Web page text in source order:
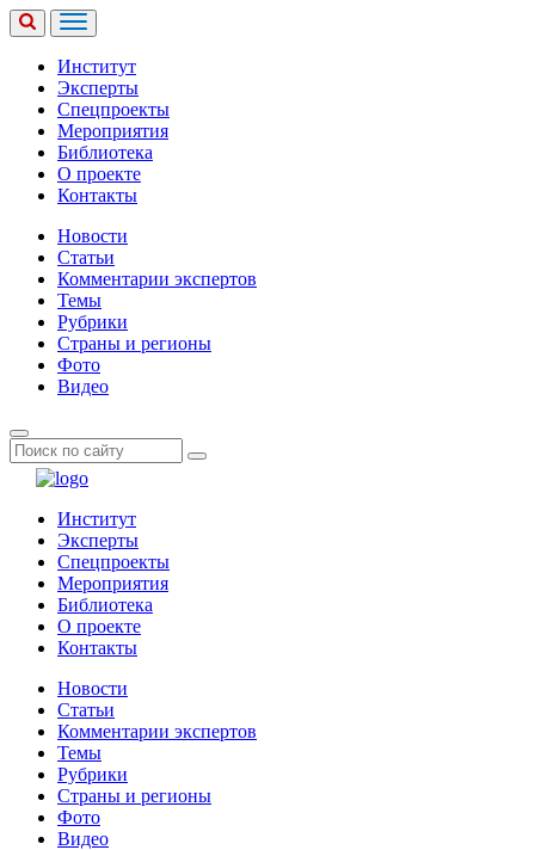
Институт
Эксперты
Спецпроекты
Мероприятия
Библиотека
О проекте
Контакты
Новости
Статьи
Комментарии экспертов
Темы
Рубрики
Страны и регионы
Фото
Видео
Институт
Эксперты
Спецпроекты
Мероприятия
Библиотека
О проекте
Контакты
Новости
Статьи
Комментарии экспертов
Темы
Рубрики
Страны и регионы
Фото
Видео